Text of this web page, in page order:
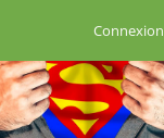
Connexion